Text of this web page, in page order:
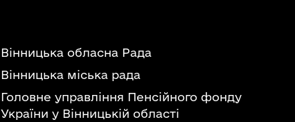
Вінницька обласна Рада
Вінницька міська рада
Головне управління Пенсійного фонду
України у Вінницькій області